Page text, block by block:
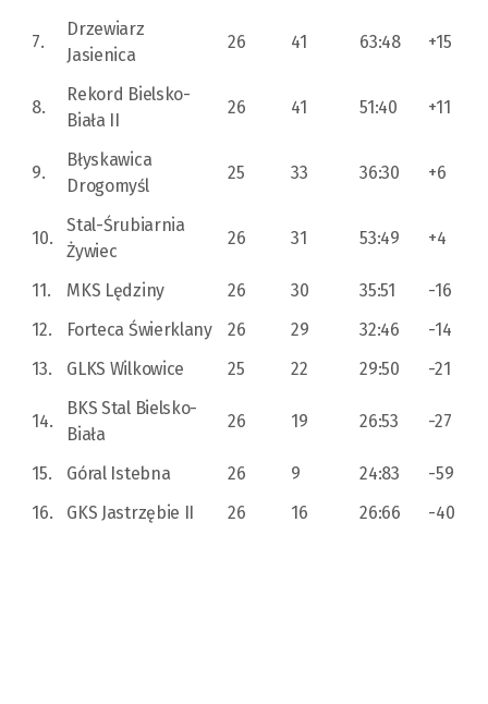
7.
Drzewiarz
Jasienica
26 41 63:48 +15
8.
Rekord Bielsko-
Biała II
26 41 51:40 +11
9.
Błyskawica
Drogomyśl
25 33 36:30 +6
10.
Stal-Śrubiarnia
Żywiec
26 31 53:49 +4
11. MKS Lędziny 26 30 35:51
-16
12.
Forteca Świerklany 26 29 32:46
-14
13.
GLKS Wilkowice 25 22 29:50 -21
14.
BKS Stal Bielsko-
Biała
26 19 26:53 -27
15. Góral Istebna 26 9 24:83
-59
16.
GKS Jastrzębie II 26 16 26:66 -40